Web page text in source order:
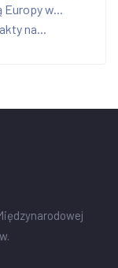
Europy w...
na...